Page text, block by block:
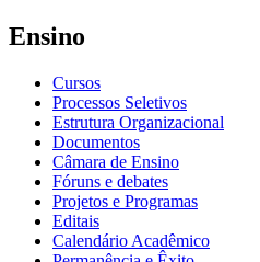
Ensino
Cursos
Processos Seletivos
Estrutura Organizacional
Documentos
Câmara de Ensino
Fóruns e debates
Projetos e Programas
Editais
Calendário Acadêmico